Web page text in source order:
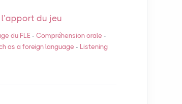
l’apport du jeu
du FLE -Compréhension orale -
as a foreign language - Listening